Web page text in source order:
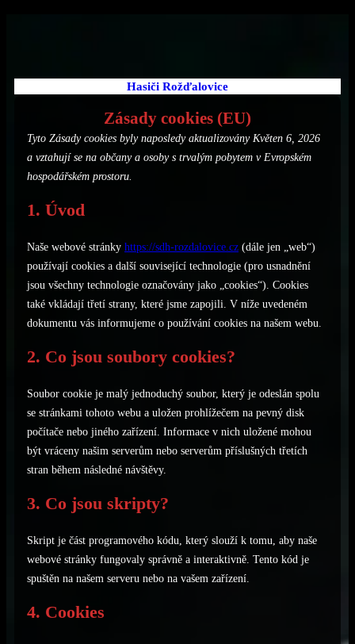
Hasiči Rožďalovice
Zásady cookies (EU)
Tyto Zásady cookies byly naposledy aktualizovány Květen 6, 2026
a vztahují se na občany a osoby s trvalým pobytem v Evropském
hospodářském prostoru.
1. Úvod
Naše webové stránky https://sdh-rozdalovice.cz (dále jen „web“)
používají cookies a další související technologie (pro usnadnění
jsou všechny technologie označovány jako „cookies“). Cookies
také vkládají třetí strany, které jsme zapojili. V níže uvedeném
dokumentu vás informujeme o používání cookies na našem webu.
2. Co jsou soubory cookies?
Soubor cookie je malý jednoduchý soubor, který je odeslán spolu
se stránkami tohoto webu a uložen prohlížečem na pevný disk
počítače nebo jiného zařízení. Informace v nich uložené mohou
být vráceny našim serverům nebo serverům příslušných třetích
stran během následné návštěvy.
3. Co jsou skripty?
Skript je část programového kódu, který slouží k tomu, aby naše
webové stránky fungovaly správně a interaktivně. Tento kód je
spuštěn na našem serveru nebo na vašem zařízení.
4. Cookies